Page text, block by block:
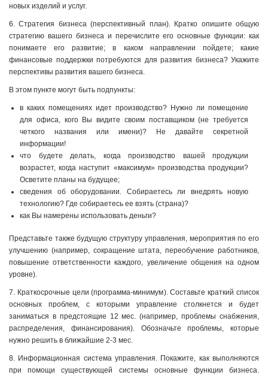
новых изделий и услуг.
6. Стратегия бизнеса (перспективный план). Кратко опишите общую
стратегию вашего бизнеса и перечислите его основные функции: как
понимаете его развитие; в каком направлении пойдете; какие
финансовые поддержки потребуются для развития бизнеса? Укажите
перспективы развития вашего бизнеса.
В этом пункте могут быть подпункты:
в каких помещениях идет производство? Нужно ли помещение
для офиса, кого Вы видите своим поставщиком (не требуется
четкого названия или имени)? Не давайте секретной
информации!
что будете делать, когда производство вашей продукции
возрастет, когда наступит «максимум» производства продукции?
Осветите планы на будущее;
сведения об оборудовании. Собираетесь ли внедрять новую
технологию? Где собираетесь ее взять (страна)?
как Вы намерены использовать деньги?
Представьте также будущую структуру управления, мероприятия по его
улучшению (например, сокращение штата, переобучение работников,
повышение ответственности каждого, увеличение общения на одном
уровне).
7. Краткосрочные цели (программа-минимум). Составьте краткий список
основных проблем, с которыми управление столкнется и будет
заниматься в предстоящие 12 мес. (например, проблемы снабжения,
распределения, финансирования). Обозначьте проблемы, которые
нужно решить в ближайшие 2-3 мес.
8. Информационная система управления. Покажите, как выполняются
при помощи существующей системы основные функции бизнеса.